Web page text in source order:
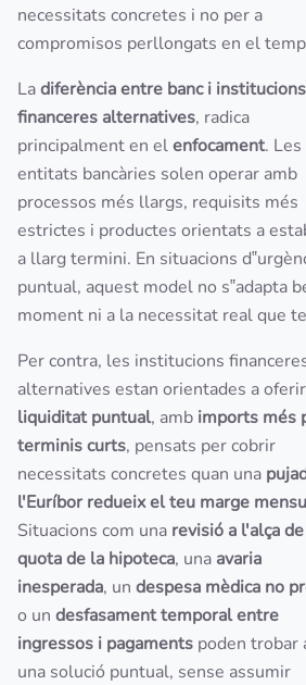
necessitats concretes i no per a
compromisos perllongats en el
Ladiferència entre banc i institucions
financeres alternatives, radica
principalment en elenfocament. Les
entitats bancàries solen operar amb
processos més llargs, requisits més
estrictes i productes orientats a
a llarg termini. En situacions
puntual, aquest model no s‟adapta
moment ni a la necessitat real que
Per contra, les institucions
alternatives estan orientades a oferir
liquiditat puntual, amb imports més
terminis curts, pensats per cobrir
necessitats concretes quan una
l'Euríbor redueix el teu marge
Situacions com una revisió a l'alça
quota de la hipoteca, una avaria
inesperada, un despesa mèdica no
o un desfasament temporal entre
ingressos i pagaments poden trobar
una solució puntual, sense assumir